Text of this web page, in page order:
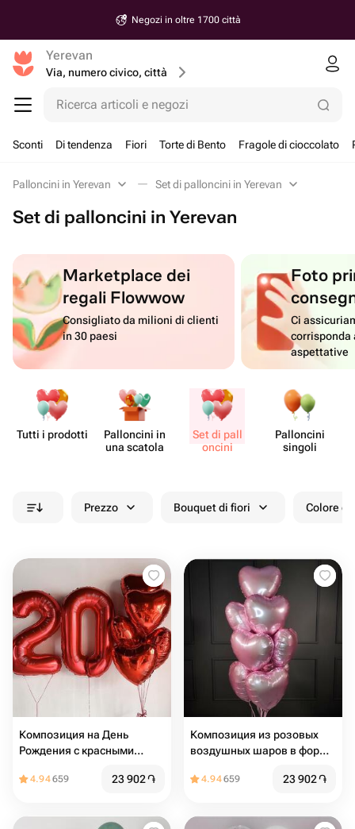
Negozi in oltre 1700 città
Yerevan
Via, numero civico, città
Ricerca articoli e negozi
Sconti Di tendenza Fiori Torte di Bento Fragole di cioccolato
Palloncini in Yerevan Set di palloncini in Yerevan
Set di palloncini in Yerevan
Marketplace dei
regali Flowwow
Consigliato da milioni di clienti
in 30 paesi
Foto
Ci
corrisponda
aspettative
Tutti i prodotti
Pall​oncini in
una scatola
Set di pall​
oncini
Pall​oncini
singoli
Prezzo Bouquet di fiori Colore
Композиция на День
Рождения с красными
4.94659 23 902֏
Композиция из розовых
воздушных шаров в форме
4.94659 23 902֏